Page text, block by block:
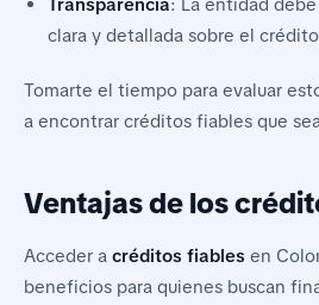
Transparencia: La entidad
clara y detallada sobre el
Tomarte el tiempo para evaluar
a encontrar créditos fiables que
Ventajas de los
Acceder a créditos fiables en
beneficios para quienes buscan